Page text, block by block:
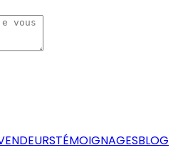
TÉMOIGNAGESBLOG